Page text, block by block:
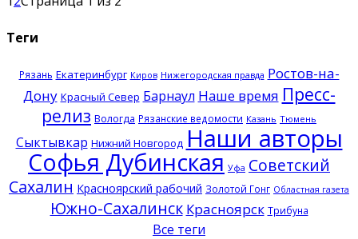
Теги
Рязань Екатеринбург Киров Нижегородская правда Ростов-на-
Дону Красный Север Барнаул Наше время Пресс-
релиз Вологда Рязанские ведомости Казань Тюмень
Сыктывкар Нижний Новгород Наши авторы
Софья Дубинская Уфа Советский
Сахалин Красноярский рабочий Золотой Гонг Областная газета
Южно-Сахалинск Красноярск Трибуна
Все теги